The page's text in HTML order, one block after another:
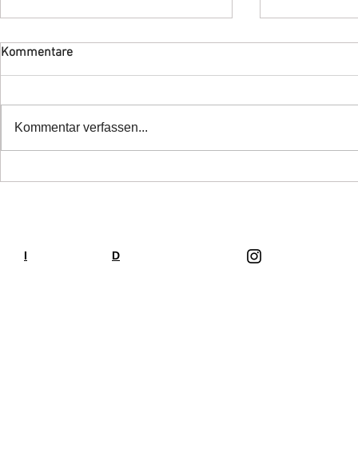
Kommentare
Kommentar verfassen...
I D